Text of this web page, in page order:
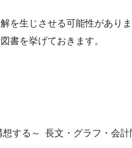
を生じさせる可能性がありま
書を挙げておきます。
する～ 長文・グラフ・会